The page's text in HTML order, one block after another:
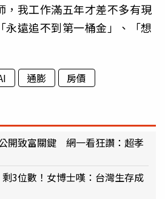
，我工作滿五年才差不多有現
永遠追不到第一桶金」、「想
通膨 房價
開致富關鍵 網一看狂讚：超孝
3位數！女博士嘆：台灣生存成